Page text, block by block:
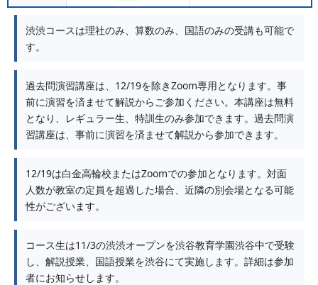
渋渋コースは理社のみ、算数のみ、国語のみの受講も可能で
す。
過去問演習講座は、12/19を除きZoom専用となります。事
前に演習を済ませて解説からご参加ください。本講座は無料
となり、レギュラー生、特訓生のみ参加できます。過去問演
習講座は、事前に演習を済ませて解説から参加できます。
12/19は白金高輪校またはZoomでの参加となります。対面
人数が教室の定員を超過した場合、近隣の別会場となる可能
性がございます。
コース生は11/3の渋渋オープンを渋谷教育学園渋谷中で受験
し、解説授業、国語授業を渋谷にて実施します。詳細は参加
者にお知らせします。